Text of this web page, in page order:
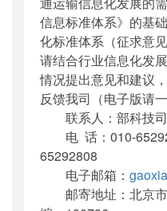
信息标准体系》的基
化标准体系（征求意
请结合行业信息化发
情况提出意见和建议
反馈我司（电子版请一
联系人：部科技司
电 话：010-
65292808
电子邮箱：
邮寄地址：北京市